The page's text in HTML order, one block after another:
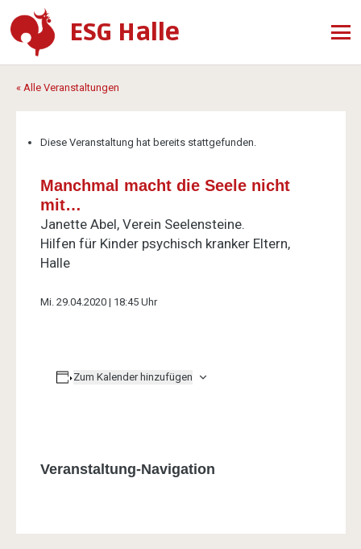
ESG Halle
« Alle Veranstaltungen
Diese Veranstaltung hat bereits stattgefunden.
Manchmal macht die Seele nicht
mit…
Janette Abel, Verein Seelensteine.
Hilfen für Kinder psychisch kranker Eltern,
Halle
Mi. 29.04.2020 | 18:45 Uhr
Zum Kalender hinzufügen
Veranstaltung-Navigation